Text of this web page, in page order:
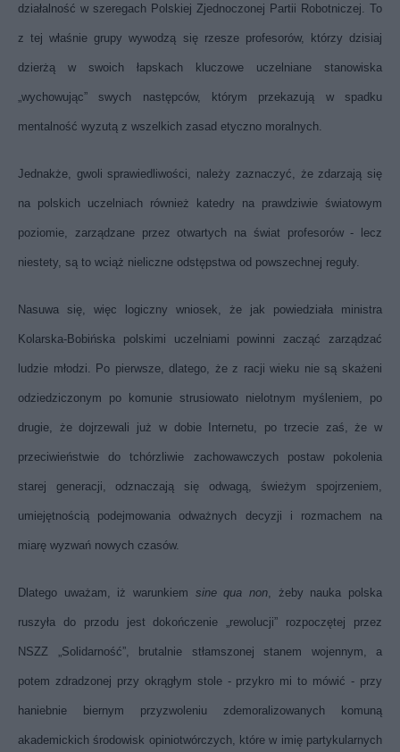
działalność w szeregach Polskiej Zjednoczonej Partii Robotniczej. To
z tej właśnie grupy wywodzą się rzesze profesorów, którzy dzisiaj
dzierżą w swoich łapskach kluczowe uczelniane stanowiska
„wychowując” swych następców, którym przekazują w spadku
mentalność wyzutą z wszelkich zasad etyczno moralnych.
Jednakże, gwoli sprawiedliwości, należy zaznaczyć, że zdarzają się
na polskich uczelniach również katedry na prawdziwie światowym
poziomie, zarządzane przez otwartych na świat profesorów - lecz
niestety, są to wciąż nieliczne odstępstwa od powszechnej reguły.
Nasuwa się, więc logiczny wniosek, że jak powiedziała ministra
Kolarska-Bobińska polskimi uczelniami powinni zacząć zarządzać
ludzie młodzi. Po pierwsze, dlatego, że z racji wieku nie są skażeni
odziedziczonym po komunie strusiowato nielotnym myśleniem, po
drugie, że dojrzewali już w dobie Internetu, po trzecie zaś, że w
przeciwieństwie do tchórzliwie zachowawczych postaw pokolenia
starej generacji, odznaczają się odwagą, świeżym spojrzeniem,
umiejętnością podejmowania odważnych decyzji i rozmachem na
miarę wyzwań nowych czasów.
Dlatego uważam, iż warunkiem sine qua non , żeby nauka polska
ruszyła do przodu jest dokończenie „rewolucji” rozpoczętej przez
NSZZ „Solidarność”, brutalnie stłamszonej stanem wojennym, a
potem zdradzonej przy okrągłym stole - przykro mi to mówić - przy
haniebnie biernym przyzwoleniu zdemoralizowanych komuną
akademickich środowisk opiniotwórczych, które w imię partykularnych